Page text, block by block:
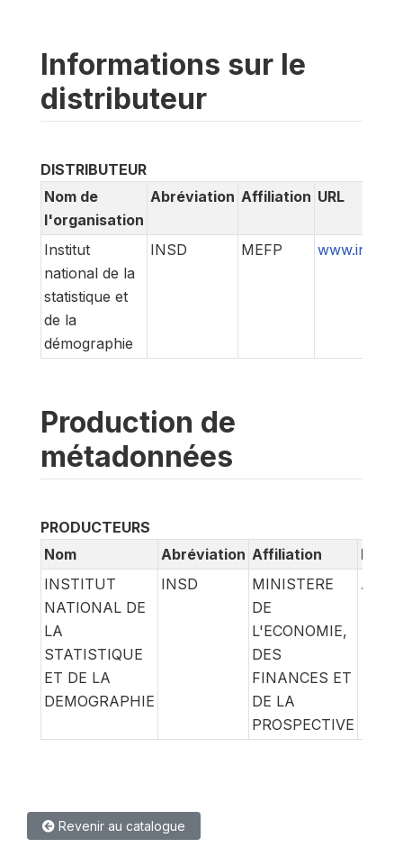
Informations sur le
distributeur
DISTRIBUTEUR
Nom de
l'organisation
Abréviation Affiliation URL
Institut
national de la
statistique et
de la
démographie
INSD MEFP www.insd.bf
Production de
métadonnées
PRODUCTEURS
Nom
Abréviation Affiliation
Rôle
INSTITUT
NATIONAL DE
LA
STATISTIQUE
ET DE LA
DEMOGRAPHIE
INSD
MINISTERE
DE
L'ECONOMIE,
DES
FINANCES ET
DE LA
PROSPECTIVE
Revenir au catalogue